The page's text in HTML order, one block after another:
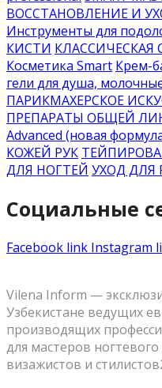
ВОССТАНОВЛЕНИЕ И
Инструменты для
КИСТИ КЛАССИЧЕСКАЯ
Косметика Smart Крем-
гели для душа,
ПАРИКМАХЕРСКОЕ
ПРЕПАРАТЫ ОБЩЕЙ
Advanced (новая
КОЖЕЙ РУК
ДЛЯ НОГТЕЙ УХОД ДЛЯ
Социальные
Facebook link Instagram
Vilena Inform —
Узбекистане ведущих
производящих
для мастеров
визажистов и